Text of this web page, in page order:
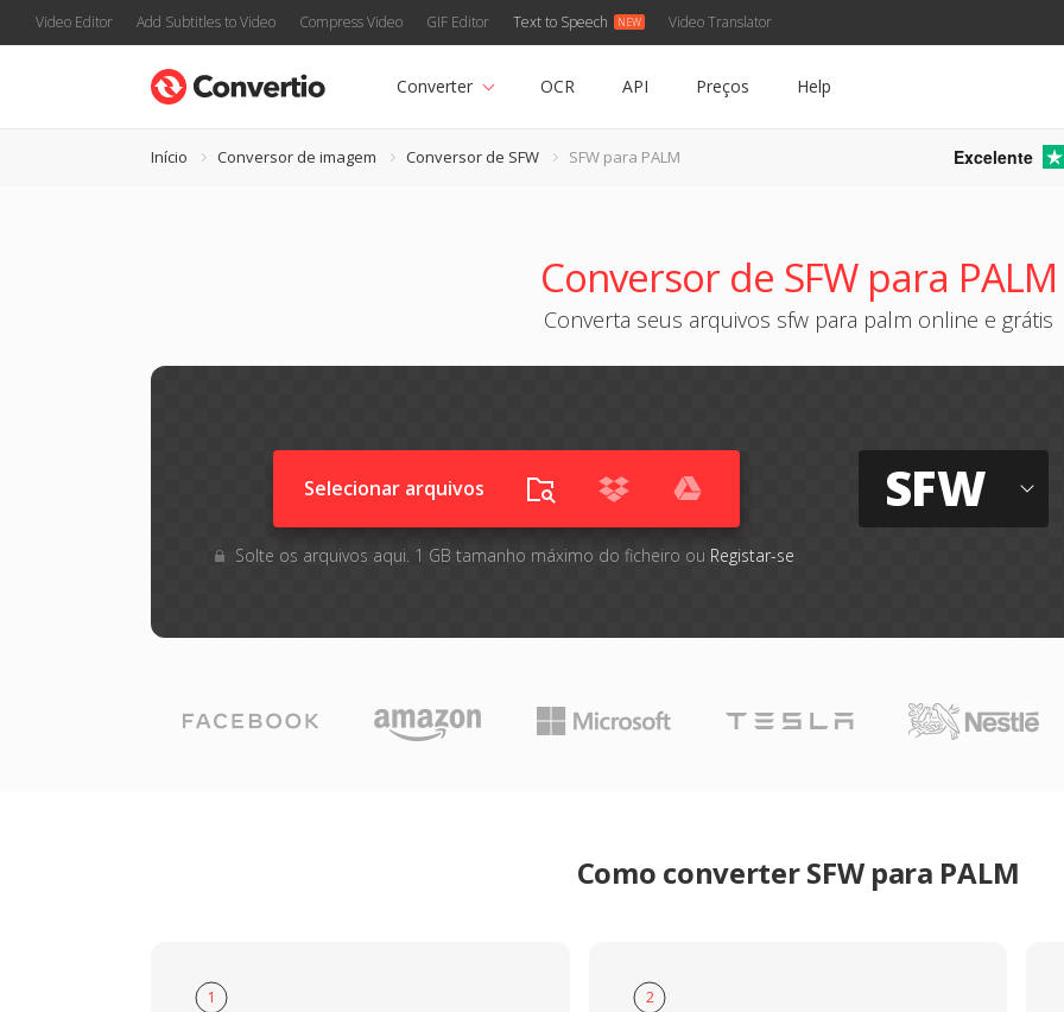
Video Editor Add Subtitles to Video Compress Video GIF Editor Text to Speech Video Translator
Converter OCR API Preços Help
Início Conversor de imagem Conversor de SFW SFW para PALM Excelente
Conversor de SFW para PALM
Converta seus arquivos sfw para palm online e grátis
Selecionar arquivos
Solte os arquivos aqui. 1 GB tamanho máximo do ficheiro ou Registar-se
SFW
Como converter SFW para PALM
1 2